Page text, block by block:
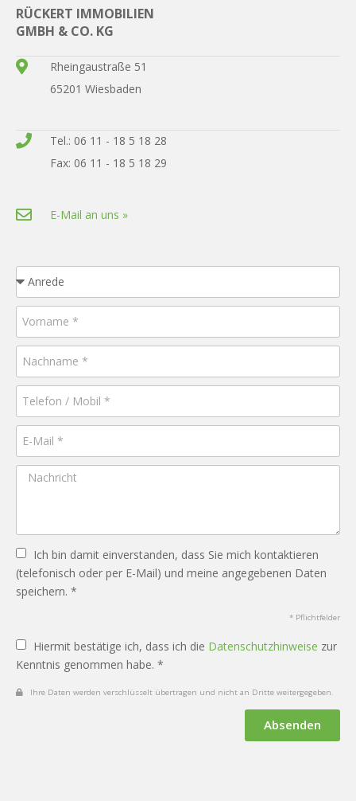
RÜCKERT IMMOBILIEN
GMBH & CO. KG
Rheingaustraße 51
65201 Wiesbaden
Tel.: 06 11 - 18 5 18 28
Fax: 06 11 - 18 5 18 29
E-Mail an uns »
Ich bin damit einverstanden, dass Sie mich kontaktieren
(telefonisch oder per E-Mail) und meine angegebenen Daten
speichern. *
* Pflichtfelder
Hiermit bestätige ich, dass ich die Datenschutzhinweise zur
Kenntnis genommen habe. *
Ihre Daten werden verschlüsselt übertragen und nicht an Dritte weitergegeben.
Absenden